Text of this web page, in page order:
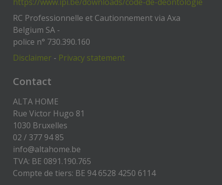
RC Professionnelle et Cautionnement via Axa
Belgium SA -
police n° 730.390.160
Disclaimer - Privacy statement
Contact
ALTA HOME
Rue Victor Hugo 81
1030 Bruxelles
02 / 377 94 85
info@altahome.be
TVA: BE 0891.190.765
Compte de tiers: BE 94 6528 4250 6114